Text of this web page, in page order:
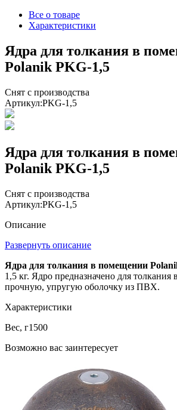
Все о товаре
Характеристики
Ядра для толкания в
Polanik PKG-1,5
Снят с производства
Артикул:PKG-1,5
Ядра для толкания в
Polanik PKG-1,5
Снят с производства
Артикул:PKG-1,5
Описание
Развернуть описание
Ядра для толкания в помещении
1,5 кг. Ядро предназначено для
прочную, упругую оболочку из ПВХ.
Характеристики
Вес, г1500
Возможно вас заинтересует